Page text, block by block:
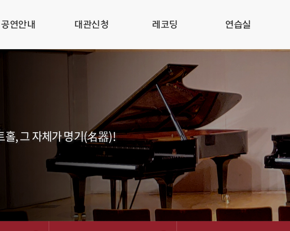
공연안내 대관신청 레코딩 연습실
홀, 그 자체가 명기(名器)!